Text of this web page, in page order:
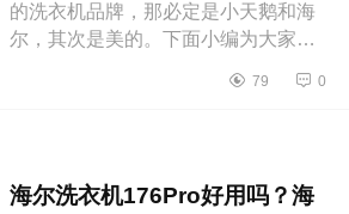
的洗衣机品牌，那必定是小天鹅和海
尔，其次是美的。下面小编为大家介
好？ 小天鹅海尔美的洗衣机哪个
79 0
海尔洗衣机176Pro好用吗？海